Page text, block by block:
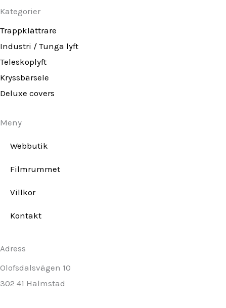
e
b
o
o
k
f
t
g
r
a
m
e
Kategorier
Trappklättrare
Industri / Tunga lyft
Teleskoplyft
Kryssbärsele
Deluxe covers
Meny
Webbutik
Filmrummet
Villkor
Kontakt
Adress
Olofsdalsvägen 10
302 41 Halmstad